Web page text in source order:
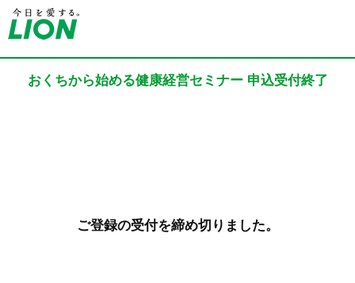
おくちから始める健康経営セミナー 申込受付終了
ご登録の受付を締め切りました。